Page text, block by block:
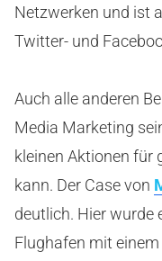
Netzwerken und ist
Twitter- und
Auch alle anderen
Media Marketing
kleinen Aktionen für
kann. Der Case von
deutlich. Hier wurde
Flughafen mit